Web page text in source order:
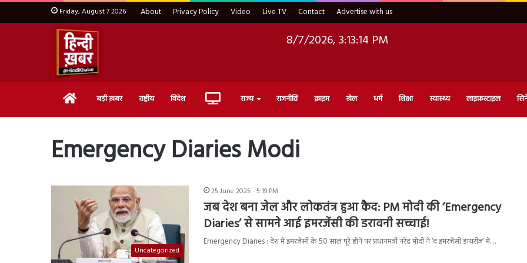
Friday, August 7 2026 About Privacy Policy Video Live TV Contact Advertise with us
8/7/2026, 3:13:15 PM
Home बड़ी ख़बर राष्ट्रीय विदेश Live राज्य राजनीति क्राइम खेल धर्म शिक्षा स्वास्थ्य लाइफ़स्टाइल
Emergency Diaries Modi
Uncategorized
25 June 2025 - 5:19 PM
जब देश बना जेल और लोकतंत्र हुआ कैद: PM मोदी की ‘Emergency
Diaries’ से सामने आई इमरजेंसी की डरावनी सच्चाई!
Emergency Diaries : देश में इमरजेंसी के 50 साल पूरे होने पर प्रधानमंत्री नरेंद्र मोदी ने ‘द इमरजेंसी डायरीज’ में…